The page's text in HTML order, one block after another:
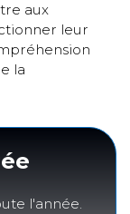
aux
leur
la
l'année.